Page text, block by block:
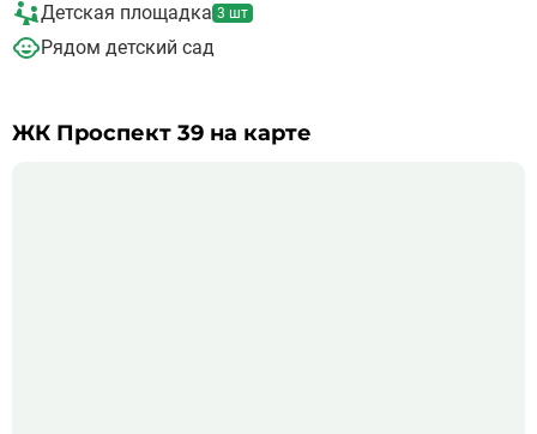
Детская площадка 3 шт
Рядом детский сад
ЖК Проспект 39 на карте